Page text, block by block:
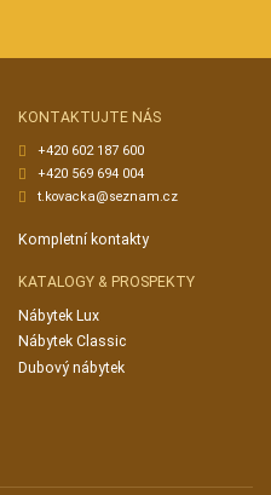
KONTAKTUJTE NÁS
+420 602 187 600
+420 569 694 004
t.kovacka@seznam.cz
Kompletní kontakty
KATALOGY & PROSPEKTY
Nábytek Lux
Nábytek Classic
Dubový nábytek